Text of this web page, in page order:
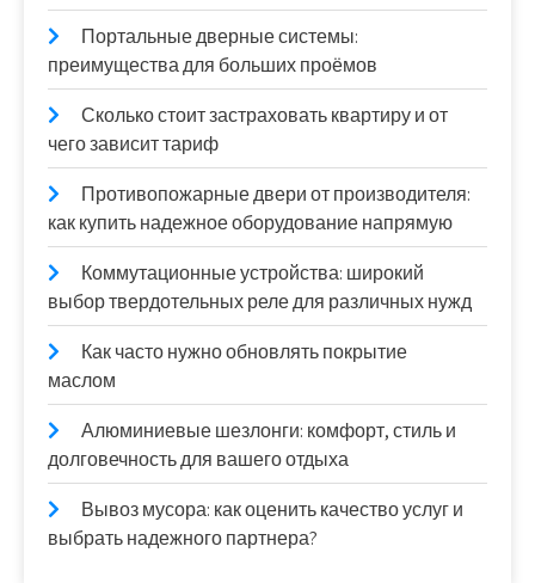
Портальные дверные системы:
преимущества для больших проёмов
Сколько стоит застраховать квартиру и от
чего зависит тариф
Противопожарные двери от производителя:
как купить надежное оборудование напрямую
Коммутационные устройства: широкий
выбор твердотельных реле для различных нужд
Как часто нужно обновлять покрытие
маслом
Алюминиевые шезлонги: комфорт, стиль и
долговечность для вашего отдыха
Вывоз мусора: как оценить качество услуг и
выбрать надежного партнера?